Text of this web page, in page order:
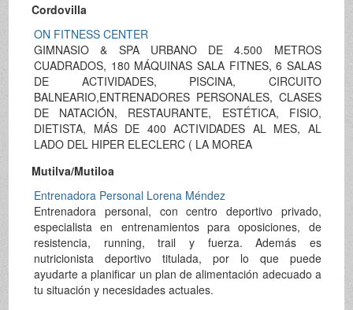
Cordovilla
ON FITNESS CENTER
GIMNASIO & SPA URBANO DE 4.500 METROS
CUADRADOS, 180 MÁQUINAS SALA FITNES, 6 SALAS
DE ACTIVIDADES, PISCINA, CIRCUITO
BALNEARIO,ENTRENADORES PERSONALES, CLASES
DE NATACIÓN, RESTAURANTE, ESTÉTICA, FISIO,
DIETISTA, MÁS DE 400 ACTIVIDADES AL MES, AL
LADO DEL HIPER ELECLERC ( LA MOREA
Mutilva/Mutiloa
Entrenadora Personal Lorena Méndez
Entrenadora personal, con centro deportivo privado,
especialista en entrenamientos para oposiciones, de
resistencia, running, trail y fuerza. Además es
nutricionista deportivo titulada, por lo que puede
ayudarte a planificar un plan de alimentación adecuado a
tu situación y necesidades actuales.